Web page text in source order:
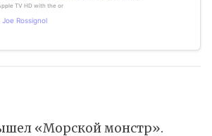
TV HD with the original Siri Remote to its vintage products list. The
Joe Rossignol
«Морской монстр».